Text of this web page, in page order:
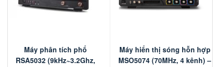
Máy phân tích phổ
RSA5032 (9kHz~3.2Ghz,
Máy hiển thị sóng hỗn hợp
MSO5074 (70MHz, 4 kênh) –